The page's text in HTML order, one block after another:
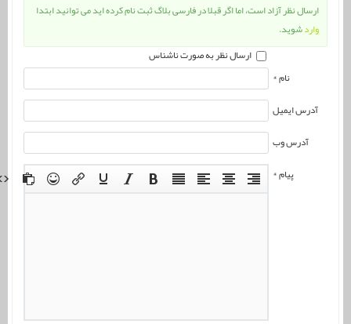
ارسال نظر آزاد است، اما اگر قبلا در فارسی بلاگ ثبت نام کرده اید می توانید ابتدا
واردشوید.
ارسال نظر به صورت ناشناس
نام *
آدرس ایمیل
آدرس وب
پیام *